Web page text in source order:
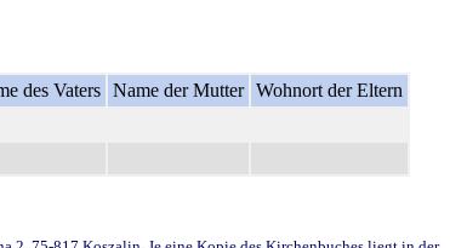
des Vaters Name der Mutter Wohnort der Eltern